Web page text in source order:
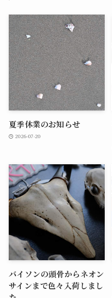
夏季休業のお知らせ
2026-07-20
バイソンの頭骨からネオン
サインまで色々入荷しまし